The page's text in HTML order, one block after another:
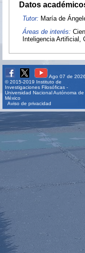
Datos
Tutor: María de
Áreas de interés:
Inteligencia Artificial,
Ago 07 de 2026
© 2015-2019 Instituto de
Investigaciones Filosóficas -
Universidad Nacional Autónoma de
México
Aviso de privacidad